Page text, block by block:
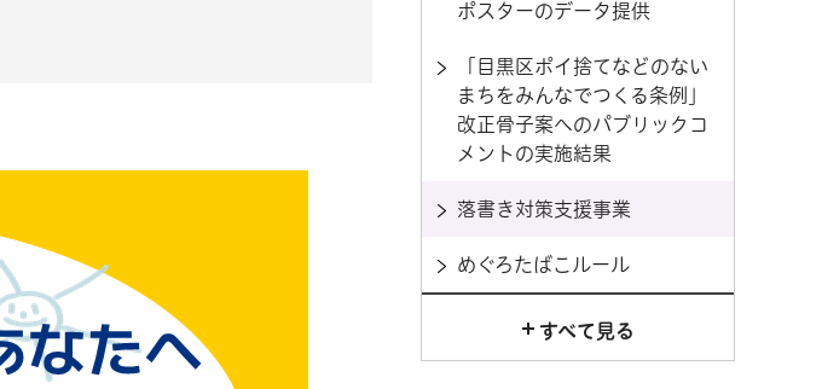
ポスターのデータ提供
「目黒区ポイ捨てなどのない
まちをみんなでつくる条例」
改正骨子案へのパブリックコ
メントの実施結果
落書き対策支援事業
めぐろたばこルール
すべて見る